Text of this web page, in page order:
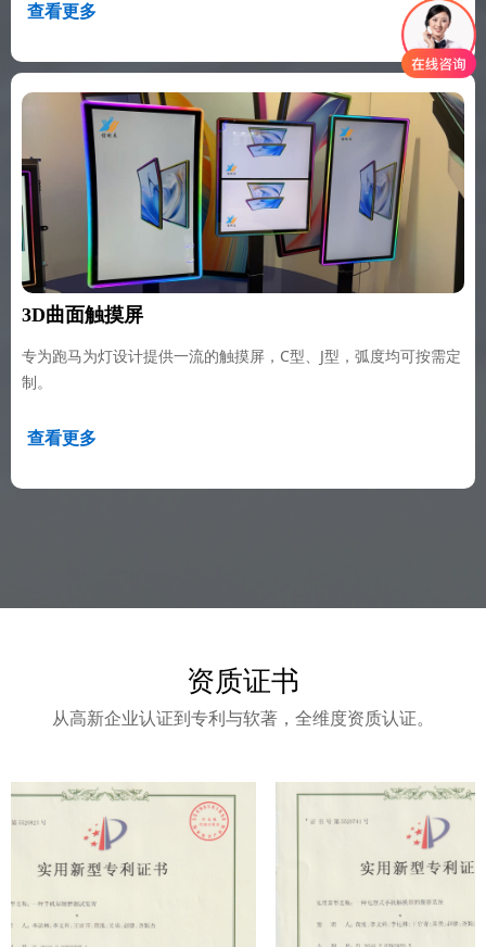
查看更多
3D曲面触摸屏
专为跑马为灯设计提供一流的触摸屏，C型、J型，弧度均可按需定
制。
查看更多
资质证书
从高新企业认证到专利与软著，全维度资质认证。